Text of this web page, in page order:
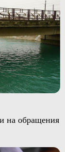
на обращения